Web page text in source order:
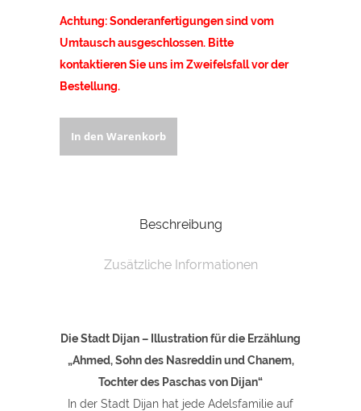
Achtung: Sonderanfertigungen sind vom
Umtausch ausgeschlossen. Bitte
kontaktieren Sie uns im Zweifelsfall vor der
Bestellung.
Leinwandbild
In den Warenkorb
Beschreibung
Zusätzliche Informationen
Die Stadt Dijan – Illustration für die Erzählung
„Ahmed, Sohn des Nasreddin und Chanem,
Tochter des Paschas von Dijan“
In der Stadt Dijan hat jede Adelsfamilie auf